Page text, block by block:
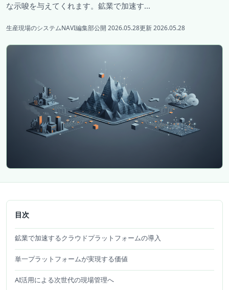
な示唆を与えてくれます。鉱業で加速す...
生産現場のシステムNAVI編集部公開 2026.05.28更新 2026.05.28
目次
鉱業で加速するクラウドプラットフォームの導入
単一プラットフォームが実現する価値
AI活用による次世代の現場管理へ